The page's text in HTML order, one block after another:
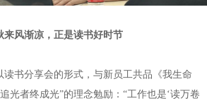
来风渐凉，正是读书好时节
书分享会的形式，与新员工共品《我生命
光者终成光”的理念勉励：“工作也是‘读万卷